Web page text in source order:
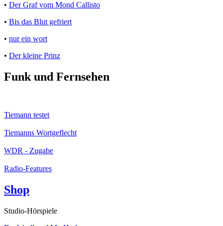
• Der Graf vom Mond Callisto
• Bis das Blut gefriert
• nur ein wort
• Der kleine Prinz
Funk und Fernsehen
Tiemann testet
Tiemanns Wortgeflecht
WDR - Zugabe
Radio-Features
Shop
Studio-Hörspiele